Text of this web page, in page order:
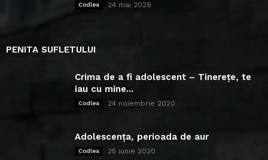
Codlea 24 mai 2026
PENITA SUFLETULUI
Crima de a fi adolescent – Tinerețe, te
iau cu mine...
Codlea 24 noiembrie 2020
Adolescența, perioada de aur
Codlea 25 iunie 2020